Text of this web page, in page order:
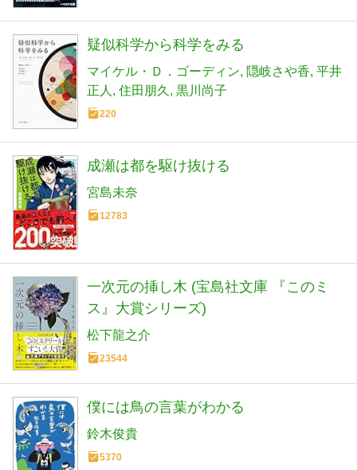
疑似科学から科学をみる
マイケル・Ｄ．ゴーディン 隠岐さや香 平井
正人
住田朋久 黒川尚子
220
成瀬は都を駆け抜ける
宮島未奈
12783
一次元の挿し木 (宝島社文庫 『このミ
ス』大賞シリーズ)
松下龍之介
23544
僕には鳥の言葉がわかる
鈴木俊貴
5370